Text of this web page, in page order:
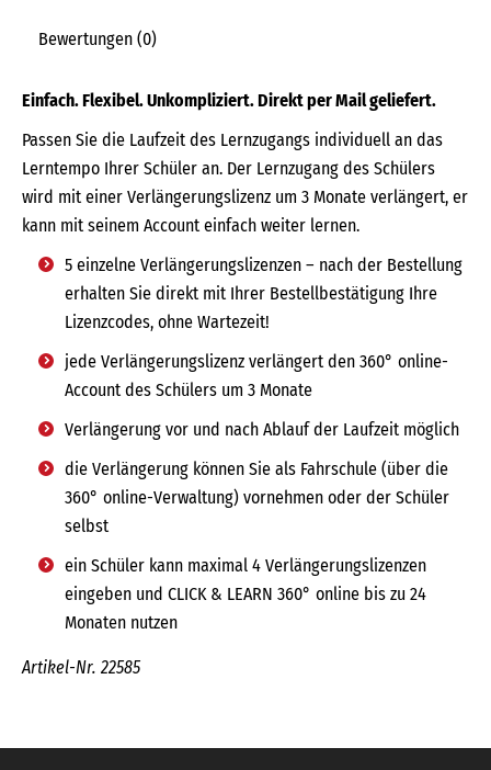
Bewertungen (0)
Einfach. Flexibel. Unkompliziert. Direkt per Mail geliefert.
Passen Sie die Laufzeit des Lernzugangs individuell an das
Lerntempo Ihrer Schüler an. Der Lernzugang des Schülers
wird mit einer Verlängerungslizenz um 3 Monate verlängert, er
kann mit seinem Account einfach weiter lernen.
5 einzelne Verlängerungslizenzen – nach der Bestellung
erhalten Sie direkt mit Ihrer Bestellbestätigung Ihre
Lizenzcodes, ohne Wartezeit!
jede Verlängerungslizenz verlängert den 360° online-
Account des Schülers um 3 Monate
Verlängerung vor und nach Ablauf der Laufzeit möglich
die Verlängerung können Sie als Fahrschule (über die
360° online-Verwaltung) vornehmen oder der Schüler
selbst
ein Schüler kann maximal 4 Verlängerungslizenzen
eingeben und CLICK & LEARN 360° online bis zu 24
Monaten nutzen
Artikel-Nr. 22585